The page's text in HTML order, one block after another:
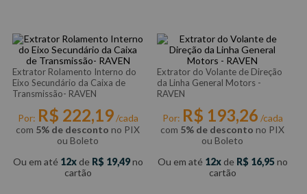
Extrator Rolamento Interno do
Eixo Secundário da Caixa de
Transmissão- RAVEN
Por: R$ 222,19/cada
com 5% de desconto no PIX
ou Boleto
Ou em até 12 de R$ 19,49no
cartão
Extrator do Volante de Direção
da Linha General Motors -
RAVEN
Por: R$ 193,26 /cada
com 5% de desconto no PIX
ou Boleto
Ou em até 12 de R$ 16,95no
cartão